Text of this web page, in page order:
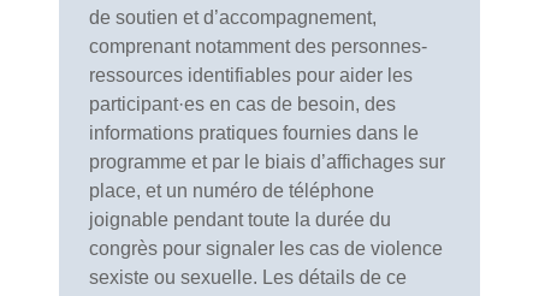
de soutien et d’accompagnement,
comprenant notamment des personnes-
ressources identifiables pour aider les
participant·es en cas de besoin, des
informations pratiques fournies dans le
programme et par le biais d’affichages sur
place, et un numéro de téléphone
joignable pendant toute la durée du
congrès pour signaler les cas de violence
sexiste ou sexuelle. Les détails de ce